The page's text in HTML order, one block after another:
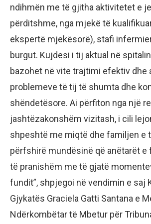
ndihmën me të gjitha aktivitetet e
përditshme, nga mjekë të
ekspertë mjekësorë), stafi
burgut. Kujdesi i tij aktual në
bazohet në vite trajtimi efektiv dhe
problemeve të tij të shumta dhe
shëndetësore. Ai përfiton nga një
jashtëzakonshëm vizitash, i cili
shpeshtë me miqtë dhe familjen e
përfshirë mundësinë që anëtarët e
të pranishëm me të gjatë
fundit”, shpjegoi në vendimin e saj
Gjykatës Graciela Gatti Santana e
Ndërkombëtar të Mbetur për